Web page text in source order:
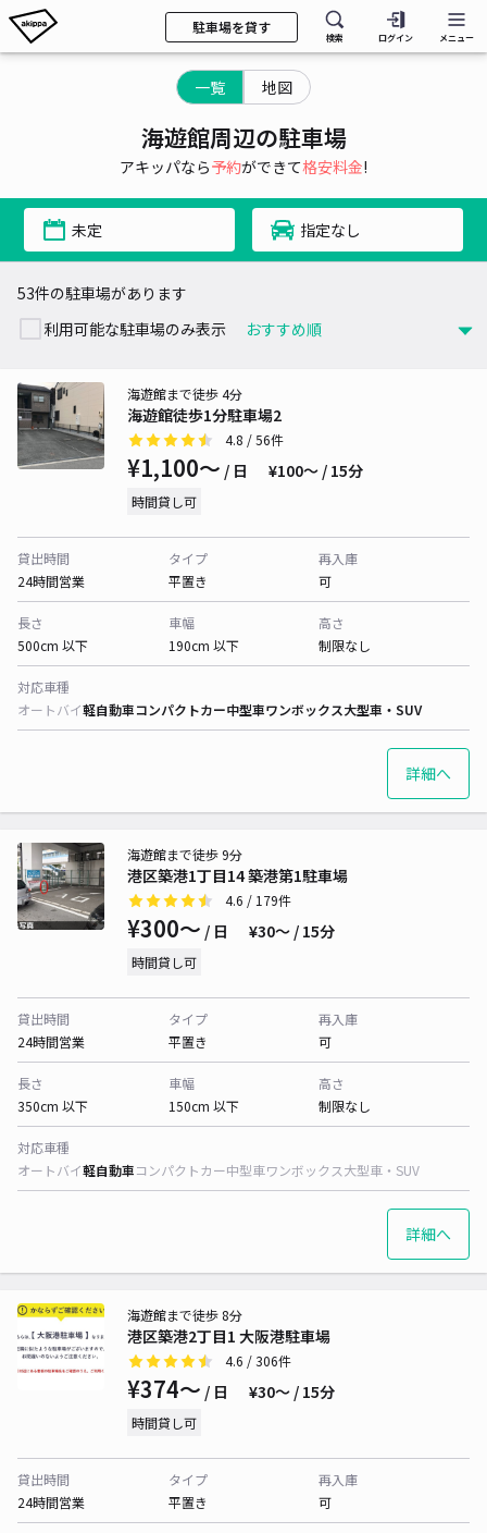
駐車場を貸す
検索 ログイン メニュー
一覧 地図
海遊館周辺の駐車場
アキッパなら予約ができて格安料金!
未定 指定なし
53件の駐車場があります
利用可能な駐車場のみ表示
海遊館徒歩1分駐車場2
海遊館まで徒歩 4分
4.8 / 56件
¥1,100〜 / 日 ¥100〜 / 15分
時間貸し可
貸出時間
24時間営業
タイプ
平置き
再入庫
可
長さ
500cm 以下
車幅
190cm 以下
高さ
制限なし
対応車種
オートバイ軽自動車コンパクトカー中型車ワンボックス大型車・SUV
詳細へ
港区築港1丁目14 築港第1駐車場
海遊館まで徒歩 9分
4.6 / 179件
¥300〜 / 日 ¥30〜 / 15分
時間貸し可
貸出時間
24時間営業
タイプ
平置き
再入庫
可
長さ
350cm 以下
車幅
150cm 以下
高さ
制限なし
対応車種
オートバイ軽自動車コンパクトカー中型車ワンボックス大型車・SUV
詳細へ
港区築港2丁目1 大阪港駐車場
海遊館まで徒歩 8分
4.6 / 306件
¥374〜 / 日 ¥30〜 / 15分
時間貸し可
貸出時間
24時間営業
タイプ
平置き
再入庫
可